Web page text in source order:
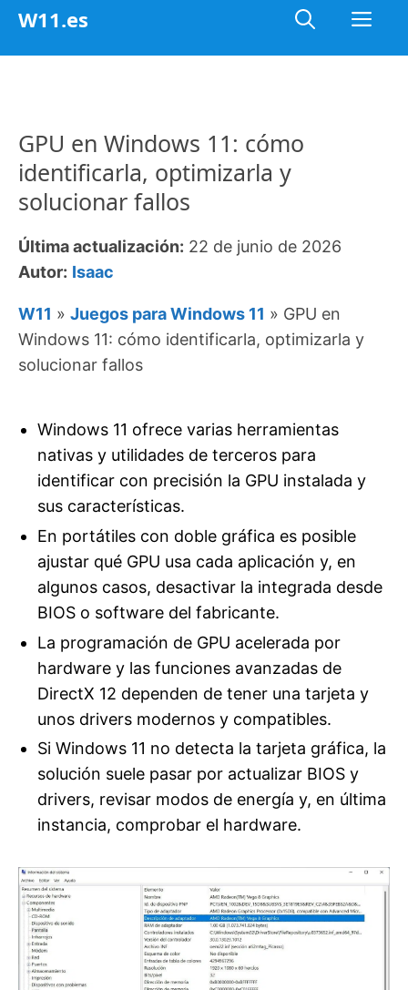
Saltar
W11.es
GPU en Windows 11: cómo
identificarla, optimizarla y
solucionar fallos
Última actualización: 22 de junio de 2026
Autor: Isaac
W11 » Juegos para Windows 11 » GPU en
Windows 11: cómo identificarla, optimizarla y
solucionar fallos
Windows 11 ofrece varias herramientas
nativas y utilidades de terceros para
identificar con precisión la GPU instalada y
sus características.
En portátiles con doble gráfica es posible
ajustar qué GPU usa cada aplicación y, en
algunos casos, desactivar la integrada desde
BIOS o software del fabricante.
La programación de GPU acelerada por
hardware y las funciones avanzadas de
DirectX 12 dependen de tener una tarjeta y
unos drivers modernos y compatibles.
Si Windows 11 no detecta la tarjeta gráfica, la
solución suele pasar por actualizar BIOS y
drivers, revisar modos de energía y, en última
instancia, comprobar el hardware.